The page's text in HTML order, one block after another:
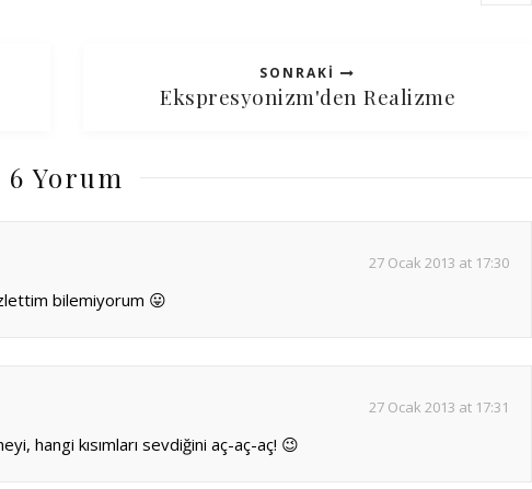
SONRAKI
Ekspresyonizm'den Realizme
6 Yorum
27 Ocak 2013 at 17:30
bilemiyorum 😛
27 Ocak 2013 at 17:31
hangi kısımları sevdiğini aç-aç-aç! 😉